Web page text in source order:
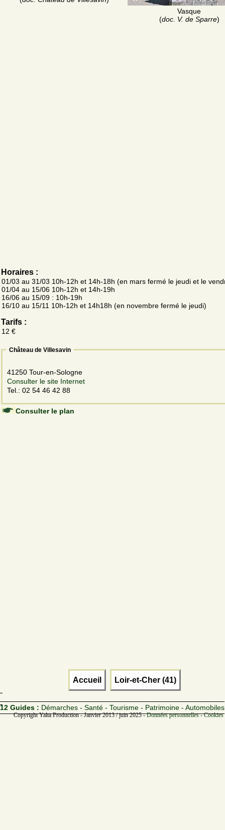
Vasque
(doc. V. de Sparre)
Horaires :
01/03 au 31/03 10h-12h et 14h-18h (en mars fermé le jeudi et le
01/04 au 15/06 10h-12h et 14h-19h
16/06 au 15/09 : 10h-19h
16/10 au 15/11 10h-12h et 14h18h (en novembre fermé le jeudi)
Tarifs :
12 €
Château de Villesavin
41250 Tour-en-Sologne
Consulter le site Internet
Tel.: 02 54 46 42 88
Consulter le plan
Accueil Loir-et-Cher (41)
12 Guides : Démarches - Santé - Tourisme - Patrimoine - Automobiles
Copyright Yalta Production - Janvier 2013 / juin 2025 -Données personnelles -